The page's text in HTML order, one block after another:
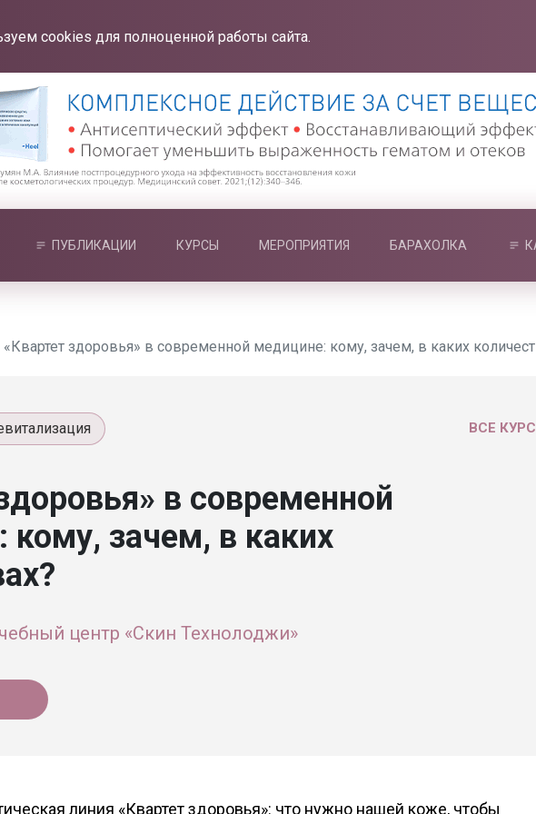
cookies для полноценной работы сайта.
ПУБЛИКАЦИИ КУРСЫ МЕРОПРИЯТИЯ БАРАХОЛКА
«Квартет здоровья» в современной медицине: кому, зачем, в каких
ВСЕ
в современной
кому, зачем, в каких
центр «Скин Технолоджи»
линия «Квартет здоровья»: что нужно нашей коже, чтобы